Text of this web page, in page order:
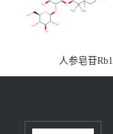
人参皂苷Rb1